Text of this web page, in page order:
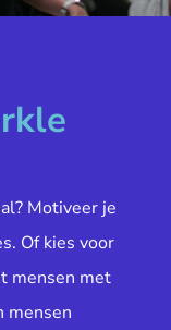
Motiveer je
Of kies voor
mensen met
mensen